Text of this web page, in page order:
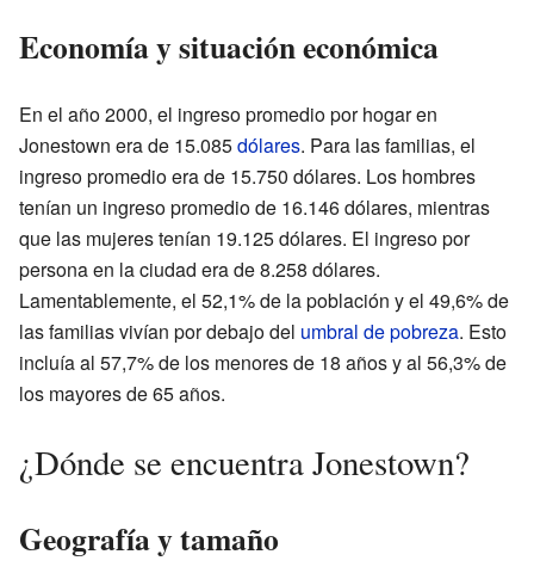
Economía y situación económica
En el año 2000, el ingreso promedio por hogar en
Jonestown era de 15.085dólares. Para las familias, el
ingreso promedio era de 15.750 dólares. Los hombres
tenían un ingreso promedio de 16.146 dólares, mientras
que las mujeres tenían 19.125 dólares. El ingreso por
persona en la ciudad era de 8.258 dólares.
Lamentablemente, el 52,1% de la población y el 49,6% de
las familias vivían por debajo del umbral de pobreza. Esto
incluía al 57,7% de los menores de 18 años y al 56,3% de
los mayores de 65 años.
¿Dónde se encuentra Jonestown?
Geografía y tamaño